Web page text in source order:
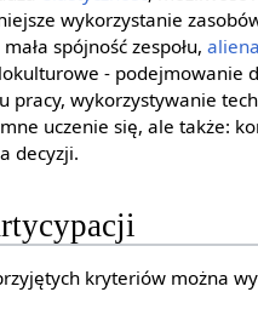
wykorzystanie
spójność zespołu,
- podejmowanie
pracy, wykorzystywanie
uczenie się, ale także:
decyzji.
kryteriów można